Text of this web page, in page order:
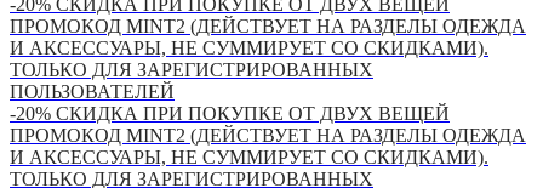
-20% СКИДКА ПРИ ПОКУПКЕ ОТ ДВУХ ВЕЩЕЙ
ПРОМОКОД MINT2 (ДЕЙСТВУЕТ НА РАЗДЕЛЫ ОДЕЖДА
И АКСЕССУАРЫ, НЕ СУММИРУЕТ СО СКИДКАМИ).
ТОЛЬКО ДЛЯ ЗАРЕГИСТРИРОВАННЫХ
ПОЛЬЗОВАТЕЛЕЙ
-20% СКИДКА ПРИ ПОКУПКЕ ОТ ДВУХ ВЕЩЕЙ
ПРОМОКОД MINT2 (ДЕЙСТВУЕТ НА РАЗДЕЛЫ ОДЕЖДА
И АКСЕССУАРЫ, НЕ СУММИРУЕТ СО СКИДКАМИ).
ТОЛЬКО ДЛЯ ЗАРЕГИСТРИРОВАННЫХ